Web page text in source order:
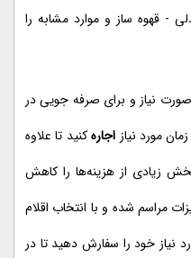
- قهوه ساز و موارد مشابه را
صورت نیاز و برای صرفه جویی در
مورد نیاز اجارهکنید تا علاوه
زیادی از هزینه‌ها را کاهش
مراسم شده و با انتخاب اقلام
نیاز خود را سفارش دهید تا در